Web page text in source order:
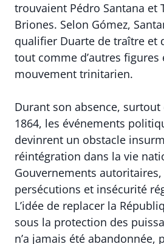
trouvaient Pédro Santana et
Briones. Selon Gómez,
qualifier Duarte de traître et
tout comme d’autres
mouvement trinitarien.
Durant son absence, surtout
1864, les événements
devinrent un obstacle
réintégration dans la vie
Gouvernements
persécutions et insécurité
L’idée de replacer la
sous la protection des
n’a jamais été abandonnée,